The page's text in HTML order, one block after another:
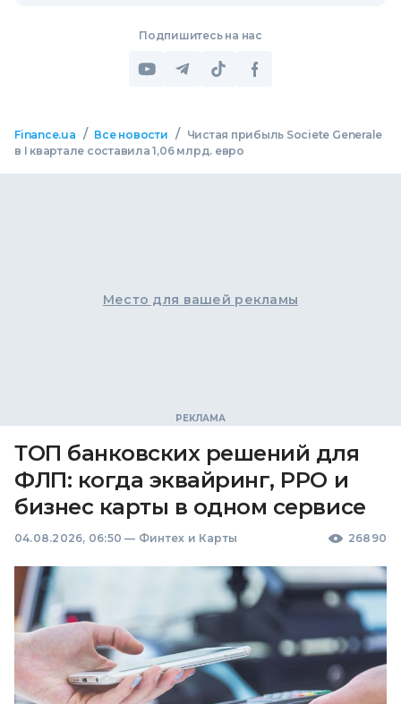
Подпишитесь на нас
Finance.ua / Все новости /
Чистая прибыль Societe Generale
в I квартале составила 1,06 млрд. евро
Место для вашей рекламы
ТОП банковских решений для
ФЛП: когда эквайринг, РРО и
бизнес карты в одном сервисе
04.08.2026, 06:50 — Финтех и Карты 26890